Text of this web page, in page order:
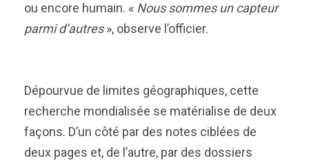
ou encore humain. « Nous sommes un capteur
parmi d’autres», observe l’officier.
Dépourvue de limites géographiques, cette
recherche mondialisée se matérialise de deux
façons. D’un côté par des notes ciblées de
deux pages et, de l’autre, par des dossiers